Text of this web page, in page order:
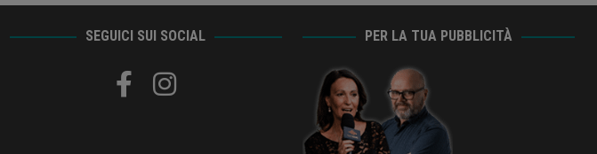
SEGUICI SUI SOCIAL PER LA TUA PUBBLICITÀ